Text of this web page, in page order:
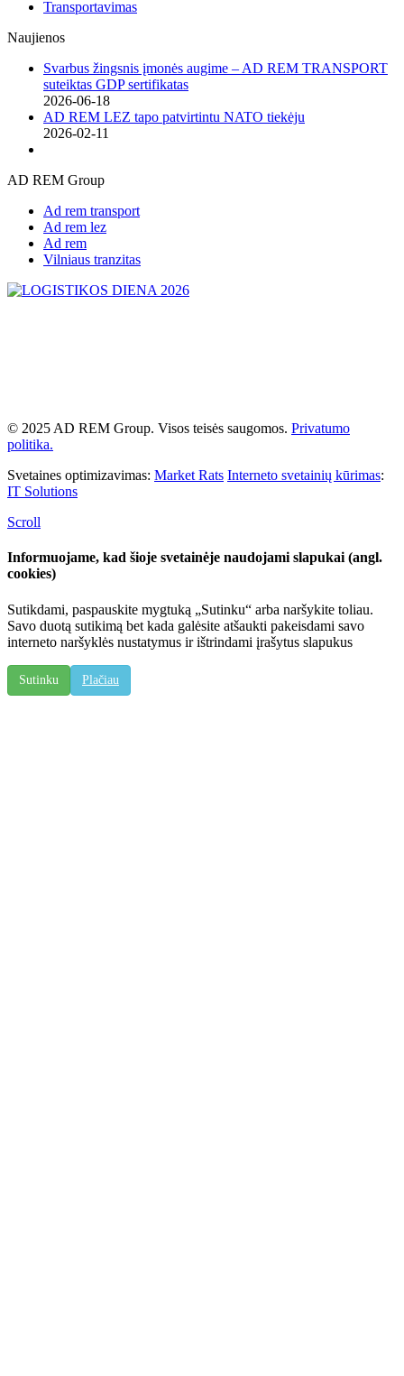
Transportavimas
Naujienos
Svarbus žingsnis įmonės augime – AD REM TRANSPORT
suteiktas GDP sertifikatas
2026-06-18
AD REM LEZ tapo patvirtintu NATO tiekėju
2026-02-11
AD REM Group
Ad rem transport
Ad rem lez
Ad rem
Vilniaus tranzitas
© 2025 AD REM Group. Visos teisės saugomos. Privatumo
politika.
Svetaines optimizavimas: Market Rats Interneto svetainių kūrimas:
IT Solutions
Scroll
Informuojame, kad šioje svetainėje naudojami slapukai (angl.
cookies)
Sutikdami, paspauskite mygtuką „Sutinku“ arba naršykite toliau.
Savo duotą sutikimą bet kada galėsite atšaukti pakeisdami savo
interneto naršyklės nustatymus ir ištrindami įrašytus slapukus
Sutinku Plačiau